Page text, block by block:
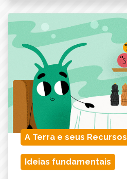
A Terra e seus Recursos
Ideias fundamentais